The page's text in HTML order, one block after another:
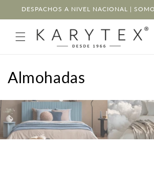
directamente
al contenido
DESPACHOS A NIVEL NACIONAL |
C
o
l
e
Almohadas